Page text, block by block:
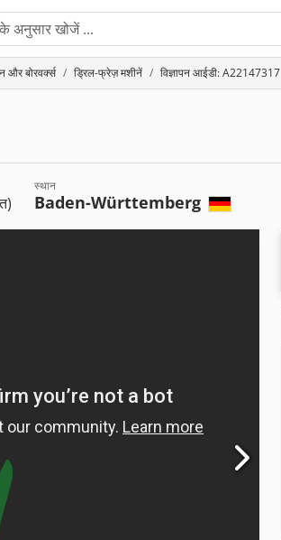
और बोरवर्क्स ड्रिल-फ्रेज़ मशीनें विज्ञापन आईडी: A22147317
स्थान
Baden-Württemberg